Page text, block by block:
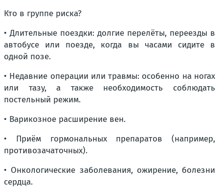
Кто в группе риска?
• Длительные поездки: долгие перелёты, переезды в
автобусе или поезде, когда вы часами сидите в
одной позе.
• Недавние операции или травмы: особенно на ногах
или тазу, а также необходимость соблюдать
постельный режим.
• Варикозное расширение вен.
• Приём гормональных препаратов (например,
противозачаточных).
• Онкологические заболевания, ожирение, болезни
сердца.